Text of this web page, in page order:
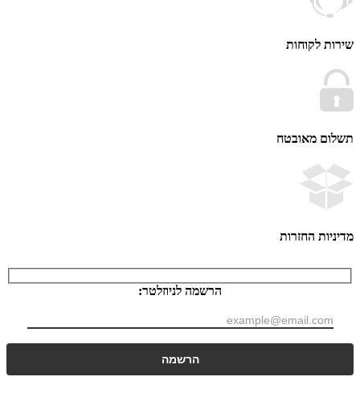
לקוחות
מאובטח
החזרות
הרשמה לניוזלטר: